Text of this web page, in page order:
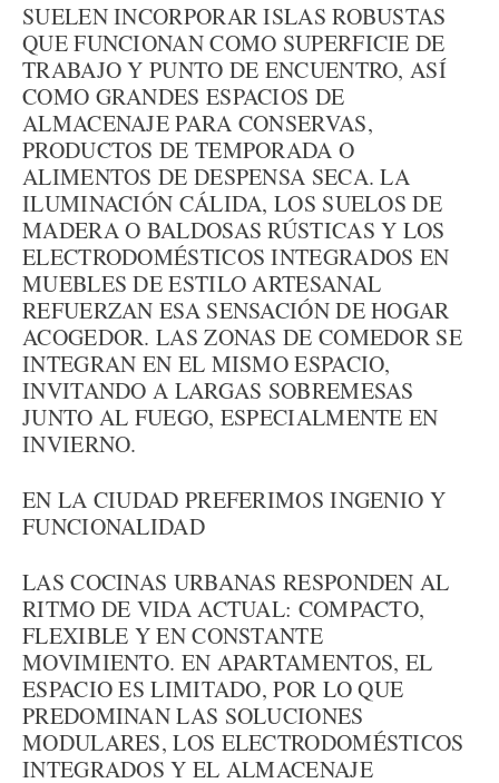
SUELEN INCORPORAR ISLAS ROBUSTAS
QUE FUNCIONAN COMO SUPERFICIE DE
TRABAJO Y PUNTO DE ENCUENTRO, ASÍ
COMO GRANDES ESPACIOS DE
ALMACENAJE PARA CONSERVAS,
PRODUCTOS DE TEMPORADA O
ALIMENTOS DE DESPENSA SECA. LA
ILUMINACIÓN CÁLIDA, LOS SUELOS DE
MADERA O BALDOSAS RÚSTICAS Y LOS
ELECTRODOMÉSTICOS INTEGRADOS EN
MUEBLES DE ESTILO ARTESANAL
REFUERZAN ESA SENSACIÓN DE HOGAR
ACOGEDOR. LAS ZONAS DE COMEDOR SE
INTEGRAN EN EL MISMO ESPACIO,
INVITANDO A LARGAS SOBREMESAS
JUNTO AL FUEGO, ESPECIALMENTE EN
INVIERNO.
EN LA CIUDAD PREFERIMOS INGENIO Y
FUNCIONALIDAD
LAS COCINAS URBANAS RESPONDEN AL
RITMO DE VIDA ACTUAL: COMPACTO,
FLEXIBLE Y EN CONSTANTE
MOVIMIENTO. EN APARTAMENTOS, EL
ESPACIO ES LIMITADO, POR LO QUE
PREDOMINAN LAS SOLUCIONES
MODULARES, LOS ELECTRODOMÉSTICOS
INTEGRADOS Y EL ALMACENAJE